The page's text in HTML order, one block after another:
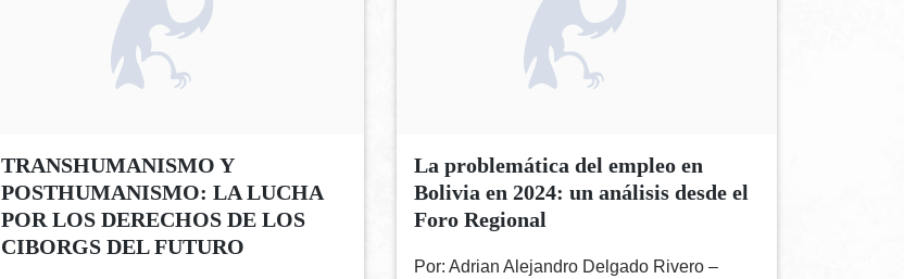
TRANSHUMANISMO Y
POSTHUMANISMO: LA LUCHA
POR LOS DERECHOS DE LOS
CIBORGS DEL FUTURO
La problemática del empleo en
Bolivia en 2024: un análisis desde el
Foro Regional
Por: Adrian Alejandro Delgado Rivero –